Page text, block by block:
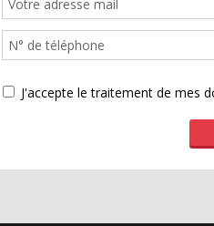
J'accepte le traitement de mes